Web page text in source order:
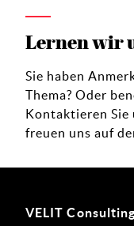
Lernen wir
Sie haben
Thema? Oder
Kontaktieren Sie
freuen uns auf
VELIT